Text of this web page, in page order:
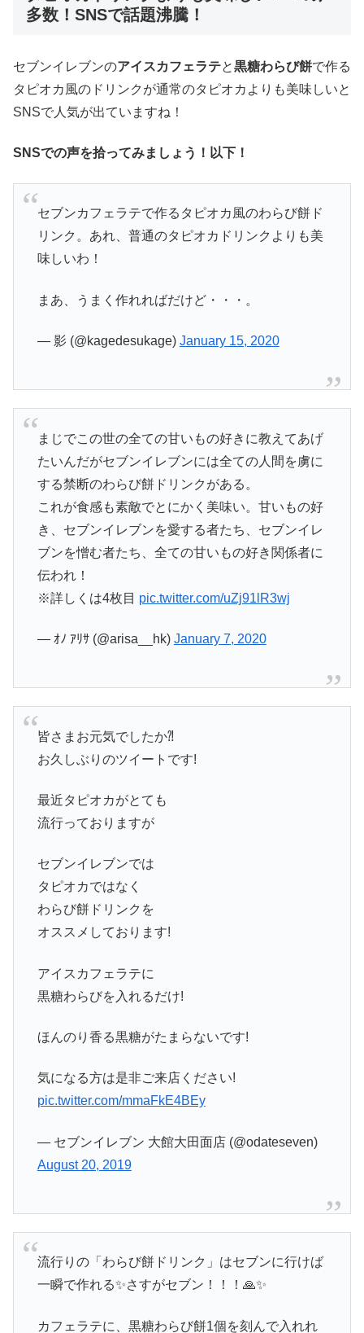
多数！SNSで話題沸騰！
セブンイレブンのアイスカフェラテと黒糖わらび餅で作る
タピオカ風のドリンクが通常のタピオカよりも美味しいと
SNSで人気が出ていますね！
SNSでの声を拾ってみましょう！以下！
セブンカフェラテで作るタピオカ風のわらび餅ド
リンク。あれ、普通のタピオカドリンクよりも美
味しいわ！
まあ、うまく作れればだけど・・・。
— 影 (@kagedesukage) January 15, 2020
まじでこの世の全ての甘いもの好きに教えてあげ
たいんだがセブンイレブンには全ての人間を虜に
する禁断のわらび餅ドリンクがある。
これが食感も素敵でとにかく美味い。甘いもの好
き、セブンイレブンを愛する者たち、セブンイレ
ブンを憎む者たち、全ての甘いもの好き関係者に
伝われ！
※詳しくは4枚目 pic.twitter.com/uZj91lR3wj
— ｵﾉ ｱﾘｻ (@arisa__hk) January 7, 2020
皆さまお元気でしたか⁈
お久しぶりのツイートです!
最近タピオカがとても
流行っておりますが
セブンイレブンでは
タピオカではなく
わらび餅ドリンクを
オススメしております!
アイスカフェラテに
黒糖わらびを入れるだけ!
ほんのり香る黒糖がたまらないです!
気になる方は是非ご来店ください!
pic.twitter.com/mmaFkE4BEy
— セブンイレブン 大館大田面店 (@odateseven)
August 20, 2019
流行りの「わらび餅ドリンク」はセブンに行けば
一瞬で作れる✨さすがセブン！！！🙏✨
カフェラテに、黒糖わらび餅1個を刻んで入れれ